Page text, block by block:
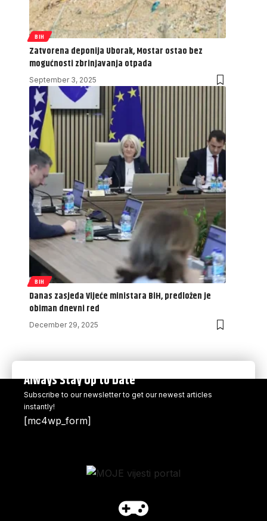
BIH
Zatvorena deponija Uborak, Mostar ostao bez
mogućnosti zbrinjavanja otpada
September 3, 2025
BIH
Danas zasjeda Vijeće ministara BiH, predložen je
obiman dnevni red
December 29, 2025
Always Stay Up to Date
Subscribe to our newsletter to get our newest articles
instantly!
[mc4wp_form]